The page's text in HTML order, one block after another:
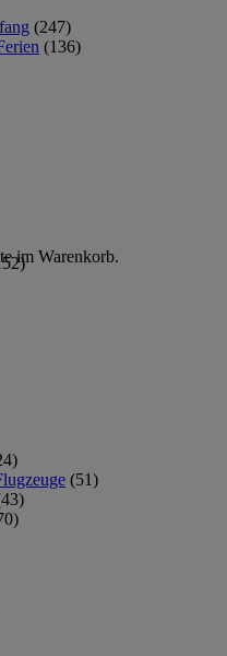
im Warenkorb.
(247)
(136)
(51)